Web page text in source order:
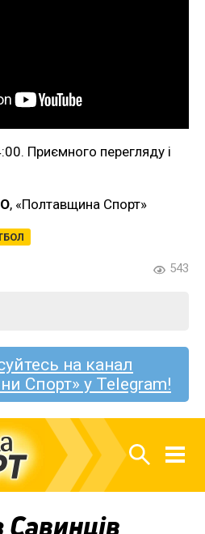
Приємного перегляду і
, «Полтавщина Спорт»
543
на канал
Спорт» у Telegram!